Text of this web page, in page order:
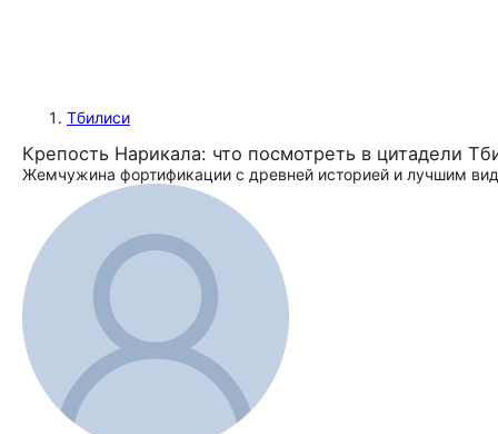
Тбилиси
Крепость Нарикала: что посмотреть в цитадели
Жемчужина фортификации с древней историей и лучшим